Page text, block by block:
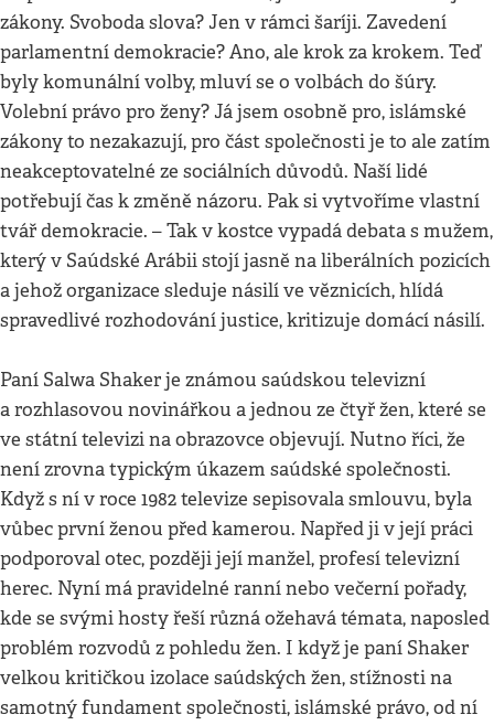
zákony. Svoboda slova? Jen v rámci šaríji. Zavedení
parlamentní demokracie? Ano, ale krok za krokem. Teď
byly komunální volby, mluví se o volbách do šúry.
Volební právo pro ženy? Já jsem osobně pro, islámské
zákony to nezakazují, pro část společnosti je to ale zatím
neakceptovatelné ze sociálních důvodů. Naší lidé
potřebují čas k změně názoru. Pak si vytvoříme vlastní
tvář demokracie. – Tak v kostce vypadá debata s mužem,
který v Saúdské Arábii stojí jasně na liberálních pozicích
a jehož organizace sleduje násilí ve věznicích, hlídá
spravedlivé rozhodování justice, kritizuje domácí násilí.
Paní Salwa Shaker je známou saúdskou televizní
a rozhlasovou novinářkou a jednou ze čtyř žen, které se
ve státní televizi na obrazovce objevují. Nutno říci, že
není zrovna typickým úkazem saúdské společnosti.
Když s ní v roce 1982 televize sepisovala smlouvu, byla
vůbec první ženou před kamerou. Napřed ji v její práci
podporoval otec, později její manžel, profesí televizní
herec. Nyní má pravidelné ranní nebo večerní pořady,
kde se svými hosty řeší různá ožehavá témata, naposled
problém rozvodů z pohledu žen. I když je paní Shaker
velkou kritičkou izolace saúdských žen, stížnosti na
samotný fundament společnosti, islámské právo, od ní